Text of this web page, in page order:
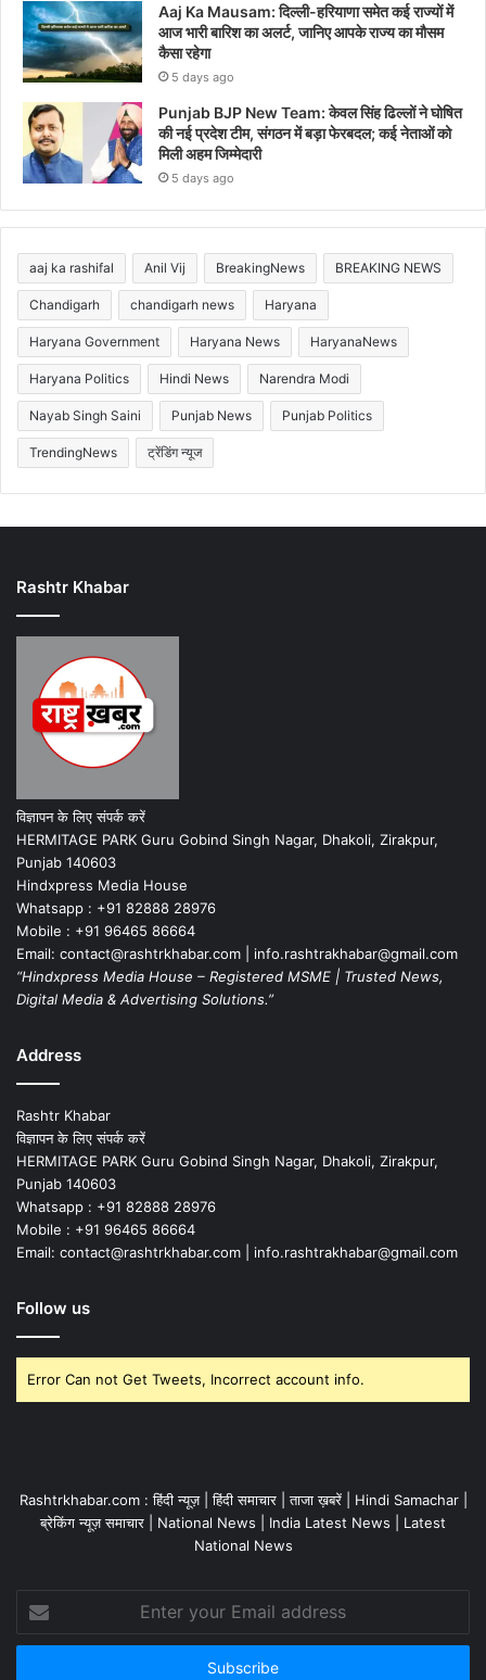
Aaj Ka Mausam: दिल्ली-हरियाणा समेत कई राज्यों में
आज भारी बारिश का अलर्ट, जानिए आपके राज्य का मौसम
कैसा रहेगा
5 days ago
Punjab BJP New Team: केवल सिंह ढिल्लों ने घोषित
की नई प्रदेश टीम, संगठन में बड़ा फेरबदल; कई नेताओं को
मिली अहम जिम्मेदारी
5 days ago
aaj ka rashifal Anil Vij BreakingNews BREAKING NEWS
Chandigarh chandigarh news Haryana
Haryana Government Haryana News HaryanaNews
Haryana Politics Hindi News Narendra Modi
Nayab Singh Saini Punjab News Punjab Politics
TrendingNews ट्रेंडिंग न्यूज
Rashtr Khabar
विज्ञापन के लिए संपर्क करें
HERMITAGE PARK Guru Gobind Singh Nagar, Dhakoli, Zirakpur,
Punjab 140603
Hindxpress Media House
Whatsapp : +91 82888 28976
Mobile : +91 96465 86664
Email: contact@rashtrkhabar.com | info.rashtrakhabar@gmail.com
“Hindxpress Media House – Registered MSME | Trusted News,
Digital Media & Advertising Solutions.”
Address
Rashtr Khabar
विज्ञापन के लिए संपर्क करें
HERMITAGE PARK Guru Gobind Singh Nagar, Dhakoli, Zirakpur,
Punjab 140603
Whatsapp : +91 82888 28976
Mobile : +91 96465 86664
Email: contact@rashtrkhabar.com | info.rashtrakhabar@gmail.com
Follow us
Error Can not Get Tweets, Incorrect account info.
Rashtrkhabar.com : हिंदी न्यूज़ | हिंदी समाचार | ताजा ख़बरें | Hindi Samachar |
ब्रेकिंग न्यूज़ समाचार | National News | India Latest News | Latest
National News
your
Email